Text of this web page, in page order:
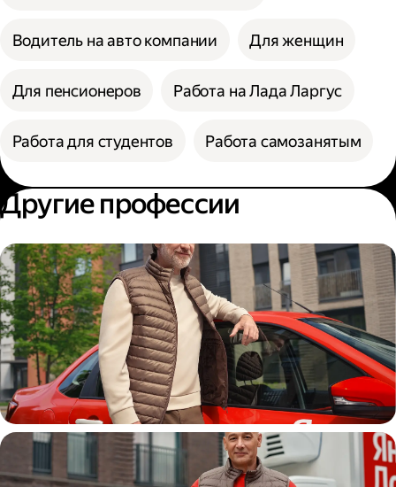
Водитель на авто компании Для женщин
Для пенсионеров Работа на Лада Ларгус
Работа для студентов Работа самозанятым
Другие профессии
Автокурьер